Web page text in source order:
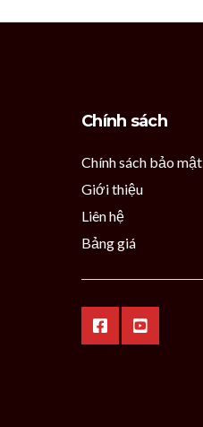
Chính sách
Chính sách bảo mật
Giới thiệu
Liên hệ
Bảng giá